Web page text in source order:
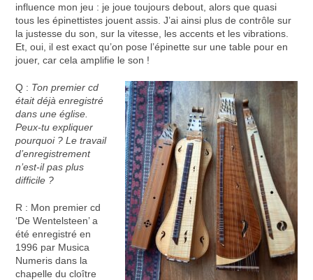
influence mon jeu : je joue toujours debout, alors que quasi
tous les épinettistes jouent assis. J’ai ainsi plus de contrôle sur
la justesse du son, sur la vitesse, les accents et les vibrations.
Et, oui, il est exact qu’on pose l’épinette sur une table pour en
jouer, car cela amplifie le son !
Q : Ton premier cd
était déjà enregistré
dans une église.
Peux-tu expliquer
pourquoi ? Le travail
d’enregistrement
n’est-il pas plus
difficile ?
R : Mon premier cd
‘De Wentelsteen’ a
été enregistré en
1996 par Musica
Numeris dans la
chapelle du cloître